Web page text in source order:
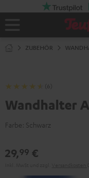
ZUBEHÖR
(6)
Wandhalter
Farbe: Schwarz
29,99 €